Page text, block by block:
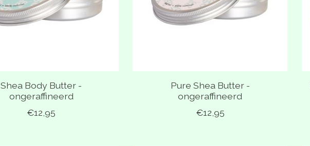
Shea Body Butter -
ongeraffineerd
€12,95
Pure Shea Butter -
ongeraffineerd
€12,95